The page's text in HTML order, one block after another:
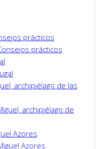
prácticos
archipiélago de las
Azores